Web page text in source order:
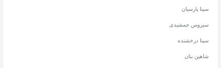
سینا پارسیان
سیروس جمشیدی
سینا درخشنده
شاهین بنان